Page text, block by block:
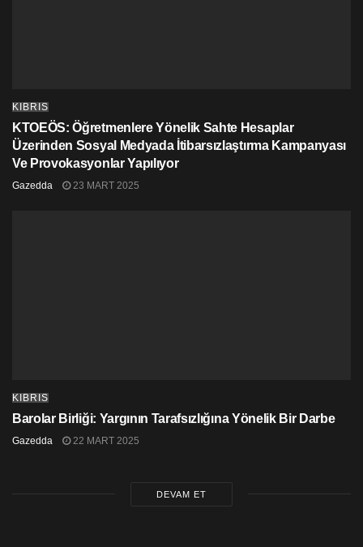
KIBRIS
KTOEÖS: Öğretmenlere Yönelik Sahte Hesaplar
Üzerinden Sosyal Medyada İtibarsızlaştırma Kampanyası
Ve Provokasyonlar Yapılıyor
Gazedda 23 MART 2025
KIBRIS
Barolar Birliği: Yargının Tarafsızlığına Yönelik Bir Darbe
Gazedda 22 MART 2025
DEVAM ET